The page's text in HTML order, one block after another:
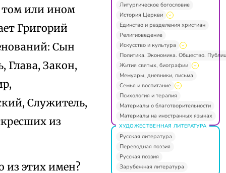
том или ином
Григорий
Сын
Глава, Закон,
Служитель,
из
из этих имен?
Литургическое богословие
История Церкви
Единство и разделения христиан
Религиоведение
Искусство и культура
Политика. Экономика. Общество.
Жития святых, биографии
Мемуары, дневники, письма
Семья и воспитание
Психология и терапия
Материалы о благотворительности
Материалы на иностранных языках
ХУДОЖЕСТВЕННАЯ ЛИТЕРАТУРА
Русская литература
Переводная поэзия
Русская поэзия
Зарубежная литература